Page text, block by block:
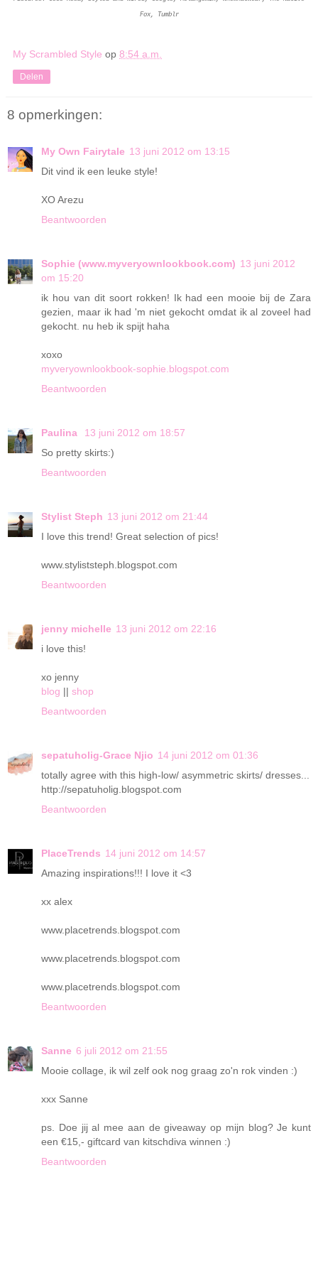
Fox, Tumblr
My Scrambled Style op 8:54 a.m.
Delen
8 opmerkingen:
My Own Fairytale 13 juni 2012 om 13:15
Dit vind ik een leuke style!
XO Arezu
Beantwoorden
Sophie (www.myveryownlookbook.com) 13 juni 2012
om 15:20
ik hou van dit soort rokken! Ik had een mooie bij de Zara
gezien, maar ik had 'm niet gekocht omdat ik al zoveel had
gekocht. nu heb ik spijt haha
xoxo
myveryownlookbook-sophie.blogspot.com
Beantwoorden
Paulina
13 juni 2012 om 18:57
So pretty skirts:)
Beantwoorden
Stylist Steph 13 juni 2012 om 21:44
I love this trend! Great selection of pics!
www.styliststeph.blogspot.com
Beantwoorden
jenny michelle 13 juni 2012 om 22:16
i love this!
xo jenny
blog || shop
Beantwoorden
sepatuholig-Grace Njio 14 juni 2012 om 01:36
totally agree with this high-low/ asymmetric skirts/ dresses...
http://sepatuholig.blogspot.com
Beantwoorden
PlaceTrends 14 juni 2012 om 14:57
Amazing inspirations!!! I love it <3
xx alex
www.placetrends.blogspot.com
www.placetrends.blogspot.com
www.placetrends.blogspot.com
Beantwoorden
Sanne 6 juli 2012 om 21:55
Mooie collage, ik wil zelf ook nog graag zo'n rok vinden :)
xxx Sanne
ps. Doe jij al mee aan de giveaway op mijn blog? Je kunt
een €15,- giftcard van kitschdiva winnen :)
Beantwoorden